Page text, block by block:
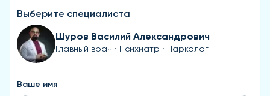
Выберите специалиста
Шуров Василий Александрович
Главный врач · Психиатр · Нарколог
Ваше имя